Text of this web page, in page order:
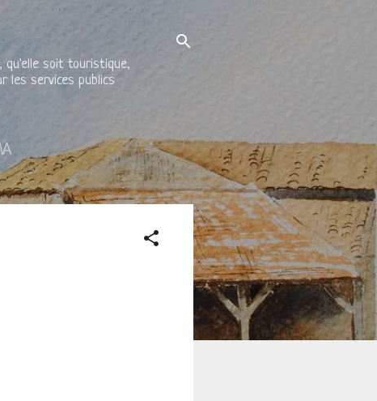
qu'elle soit touristique,
les services publics